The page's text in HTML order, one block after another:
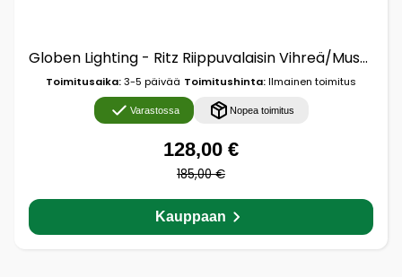
Globen Lighting - Ritz Riippuvalaisin Vihreä/Musta
Toimitusaika:3-5 päivää Toimitushinta:Ilmainen toimitus
Varastossa Nopea toimitus
128,00 €
185,00 €
Kauppaan